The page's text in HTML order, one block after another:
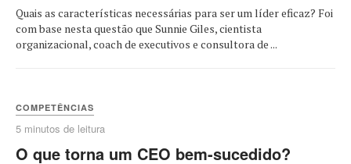
Quais as características necessárias para ser um líder eficaz? Foi
com base nesta questão que Sunnie Giles, cientista
organizacional, coach de executivos e consultora de ...
COMPETÊNCIAS
5 minutos de leitura
O que torna um CEO bem-sucedido?